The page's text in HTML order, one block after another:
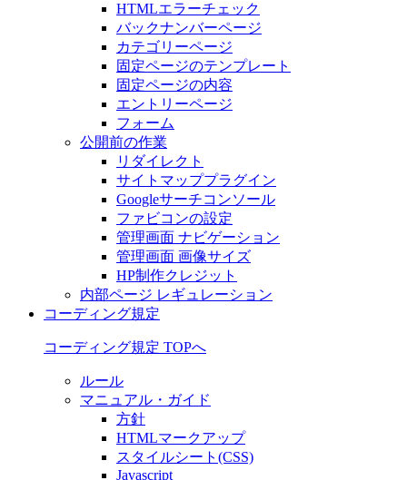
HTMLエラーチェック
バックナンバーページ
カテゴリーページ
固定ページのテンプレート
固定ページの内容
エントリーページ
フォーム
公開前の作業
リダイレクト
サイトマッププラグイン
Googleサーチコンソール
ファビコンの設定
管理画面 ナビゲーション
管理画面 画像サイズ
HP制作クレジット
内部ページ レギュレーション
コーディング規定
コーディング規定 TOPへ
ルール
マニュアル・ガイド
方針
HTMLマークアップ
スタイルシート(CSS)
Javascript